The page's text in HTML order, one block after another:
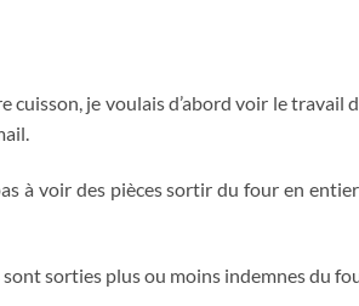
cuisson, je voulais d’abord voir le travail
à voir des pièces sortir du four en
sorties plus ou moins indemnes du